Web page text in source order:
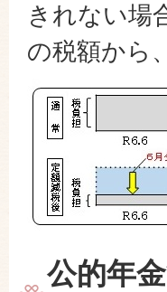
きれない場
の税額から
公的年